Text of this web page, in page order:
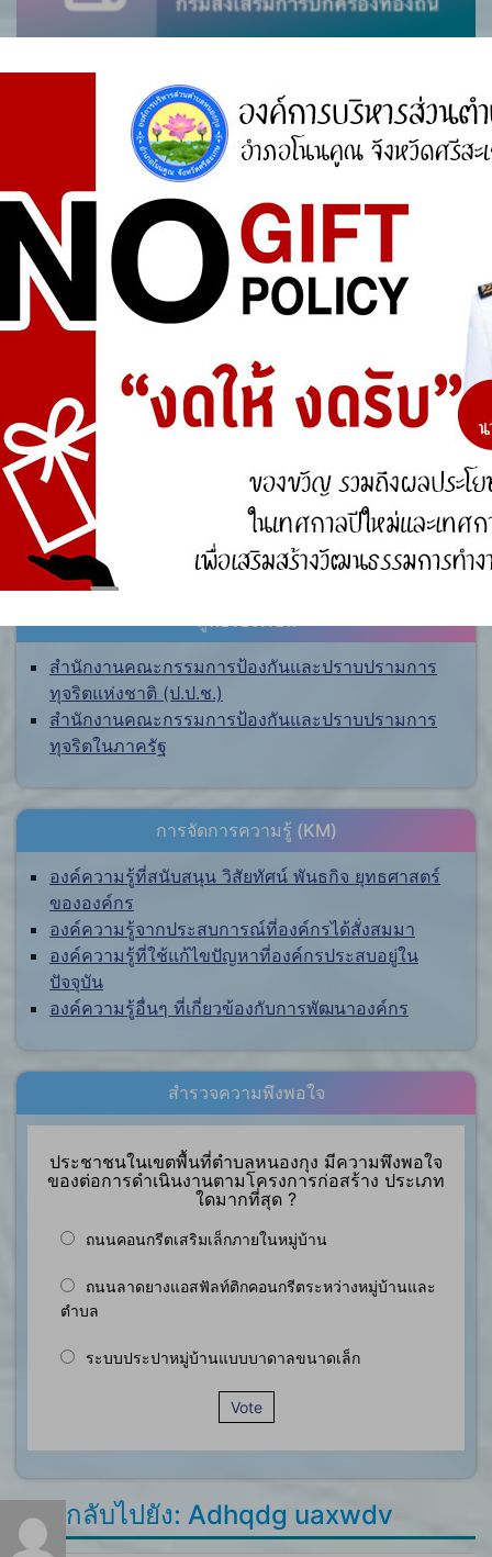
สำนักงานคณะกรรมการป้องกันและปราบปรามการ
ทุจริตแห่งชาติ (ป.ป.ช.)
สำนักงานคณะกรรมการป้องกันและปราบปรามการ
ทุจริตในภาครัฐ
การจัดการความรู้ (KM)
องค์ความรู้ที่สนับสนุน วิสัยทัศน์ พันธกิจ ยุทธศาสตร์
ขององค์กร
องค์ความรู้จากประสบการณ์ที่องค์กรได้สั่งสมมา
องค์ความรู้ที่ใช้แก้ไขปัญหาที่องค์กรประสบอยู่ใน
ปัจจุบัน
องค์ความรู้อื่นๆ ที่เกี่ยวข้องกับการพัฒนาองค์กร
สำรวจความพึงพอใจ
ประชาชนในเขตพื้นที่ตำบลหนองกุง มีความพึงพอใจ
ของต่อการดำเนินงานตามโครงการก่อสร้าง ประเภท
ใดมากที่สุด ?
ถนนคอนกรีตเสริมเล็กภายในหมู่บ้าน
ถนนลาดยางแอสฟัลท์ติกคอนกรีตระหว่างหมู่บ้านและ
ตำบล
ระบบประปาหมู่บ้านแบบบาดาลขนาดเล็ก
Vote
ตอบกลับไปยัง: Adhqdg uaxwdv